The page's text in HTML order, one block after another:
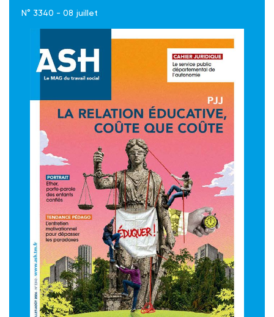
N° 3340 - 08 juillet